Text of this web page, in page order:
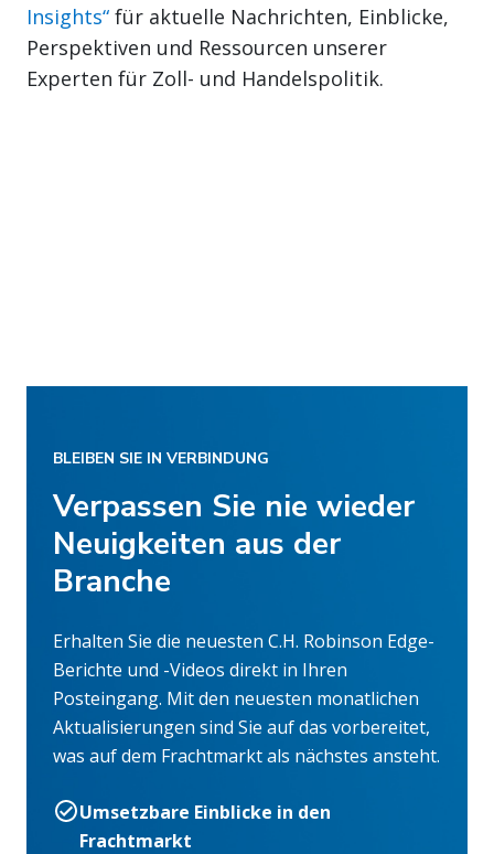
Insights“ für aktuelle Nachrichten, Einblicke,
Perspektiven und Ressourcen unserer
Experten für Zoll- und Handelspolitik.
BLEIBEN SIE IN VERBINDUNG
Verpassen Sie nie wieder
Neuigkeiten aus der
Branche
Erhalten Sie die neuesten C.H. Robinson Edge-
Berichte und -Videos direkt in Ihren
Posteingang. Mit den neuesten monatlichen
Aktualisierungen sind Sie auf das vorbereitet,
was auf dem Frachtmarkt als nächstes ansteht.
Umsetzbare Einblicke in den
Frachtmarkt